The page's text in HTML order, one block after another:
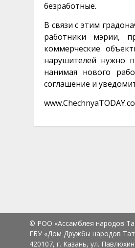
безработные.
В связи с этим
работники мэрии,
коммерческие
нарушителей нужно
нанимая нового
соглашение и
© РОО «Ассамблея народов
ГБУ «Дом Дружбы народов
420107, г. Казань, ул.